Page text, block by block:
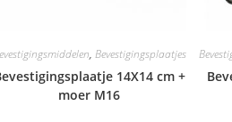
, Bevestigingsplaatjes
14X14 cm +
moer M16